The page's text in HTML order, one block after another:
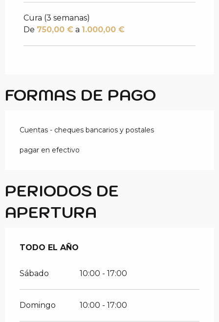
Cura (3 semanas)
De 750,00 € a 1.000,00 €
FORMAS DE PAGO
Cuentas - cheques bancarios y postales
pagar en efectivo
PERIODOS DE
APERTURA
TODO EL AÑO
TODO EL AÑO
Sábado 10:00 - 17:00
Domingo 10:00 - 17:00